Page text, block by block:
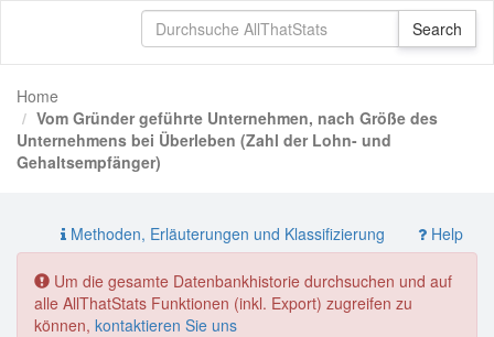
Home
Vom Gründer geführte Unternehmen, nach Größe des
Unternehmens bei Überleben (Zahl der Lohn- und
Gehaltsempfänger)
Methoden, Erläuterungen und Klassifizierung Help
Um die gesamte Datenbankhistorie durchsuchen und auf
alle AllThatStats Funktionen (inkl. Export) zugreifen zu
können, kontaktieren Sie uns